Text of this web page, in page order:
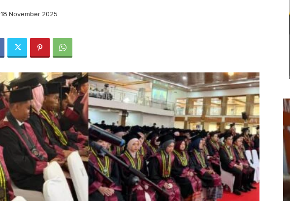
18 November 2025
Usut Keras Tawuran Remaja di
Klari, Polres Karawang Lakukan
Olah TKP dan Buru Pelaku
22 Juli 2026